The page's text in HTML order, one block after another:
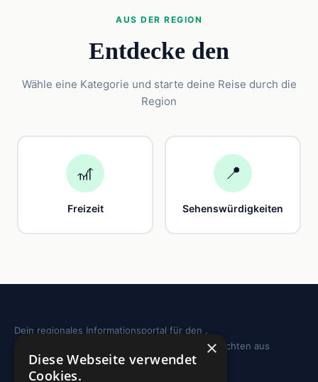
AUS DER REGION
Entdecke den
Wähle eine Kategorie und starte deine Reise durch die
Region
🎢
Freizeit
📍
Sehenswürdigkeiten
Dein regionales Informationsportal für den .
Sehenswürdigkeiten, Ausflugstipps und Geschichten aus
deiner Region.
×
Diese Webseite verwendet
Cookies.